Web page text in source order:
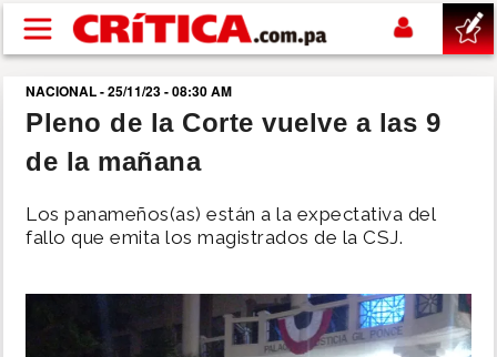
Pasar al contenido principal
buscar
SUCESOS
NACIONAL
NACIONAL - 25/11/23 - 08:30 AM
Pleno de la Corte vuelve a las 9
de la mañana
Los panameños(as) están a la expectativa del
fallo que emita los magistrados de la CSJ.